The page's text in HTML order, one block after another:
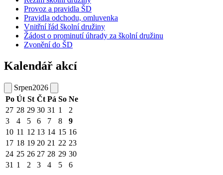
Provoz a pravidla ŠD
Pravidla odchodu, omluvenka
Vnitřní řád školní družiny
Žádost o prominutí úhrady za školní družinu
Zvonění do ŠD
Kalendář akcí
Srpen2026
Po Út St Čt Pá So Ne
27 28 29 30 31 1
2
3
4 5 6 7 8
9
10 11 12 13 14 15 16
17 18 19 20 21 22 23
24 25 26 27 28 29 30
31 1 2 3 4 5 6